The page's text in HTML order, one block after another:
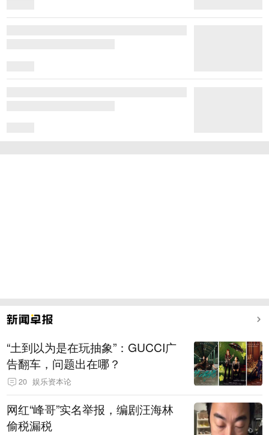
“土到以为是在玩抽象”：GUCCI广
告翻车，问题出在哪？
20 娱乐资本论
网红“峰哥”实名举报，编剧汪海林
偷税漏税